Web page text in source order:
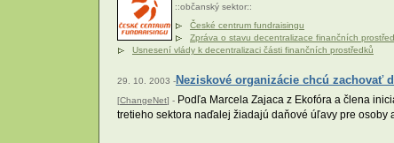
::občanský sektor::
České centrum fundraisingu
Zpráva o stavu decentralizace finančních
Usnesení vlády k decentralizaci části finančních prostředků
29. 10. 2003 -Neziskové organizácie chcú zachovať
[ChangeNet] - Podľa Marcela Zajaca z Ekofóra a člena
tretieho sektora naďalej žiadajú daňové úľavy pre osoby